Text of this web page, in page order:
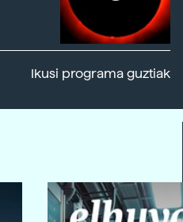
Ikusi programa guztiak